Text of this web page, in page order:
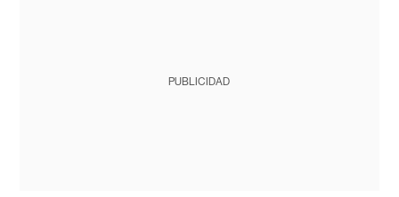
PUBLICIDAD